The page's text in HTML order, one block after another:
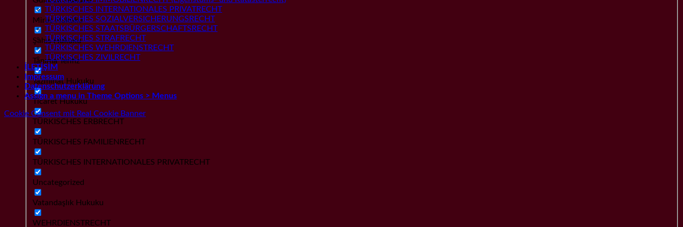
Miras Hukuku
Şahıs Hukuku
Tanıma Tenfiz
Tazminat Hukuku
Ticaret Hukuku
TÜRKISCHES ERBRECHT
TÜRKISCHES FAMILIENRECHT
TÜRKISCHES INTERNATIONALES PRIVATRECHT
Uncategorized
Vatandaşlık Hukuku
WEHRDIENSTRECHT
TÜRKISCHES INTERNATIONALES PRIVATRECHT
TÜRKISCHES SOZIALVERSICHERUNGSRECHT
TÜRKISCHES STAATSBÜRGERSCHAFTSRECHT
TÜRKISCHES STRAFRECHT
TÜRKISCHES WEHRDIENSTRECHT
TÜRKISCHES ZIVILRECHT
İLETİŞİM
Impressum
Datenschutzerklärung
Assign a menu in Theme Options > Menus
Cookie Consent mit Real Cookie Banner